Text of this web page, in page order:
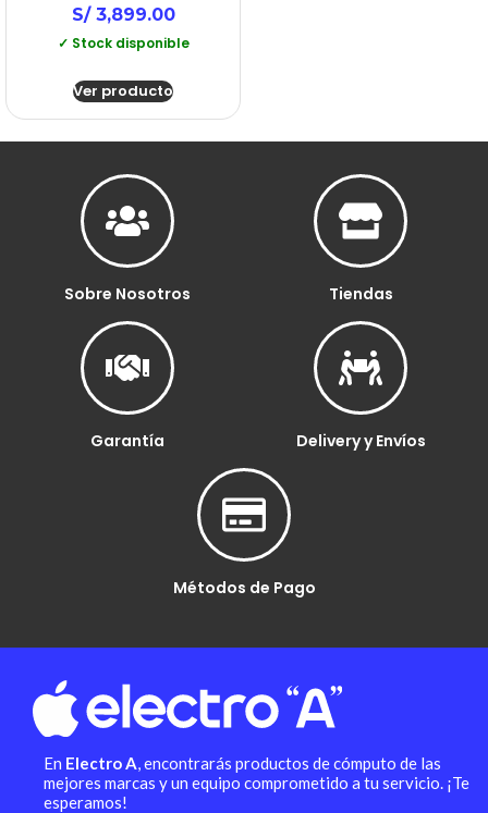
S/3,899.00
✓ Stock disponible
Ver producto
Sobre Nosotros Tiendas
Garantía Delivery y Envíos
Métodos de Pago
En Electro A, encontrarás productos de cómputo de las
mejores marcas y un equipo comprometido a tu servicio. ¡Te
esperamos!